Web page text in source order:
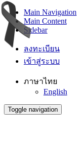
Main Navigation
Main Content
Sidebar
ลงทะเบียน
เข้าสู่ระบบ
ภาษาไทย
English
Toggle navigation